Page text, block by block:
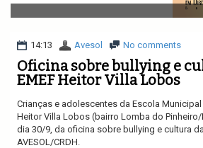
v
i
a
i
o
14:13 Avesol No comments
Oficina sobre bullying e
EMEF Heitor Villa Lobos
Crianças e adolescentes da Escola
Heitor Villa Lobos (bairro Lomba do
dia 30/9, da oficina sobre bullying e cultura
AVESOL/CRDH.